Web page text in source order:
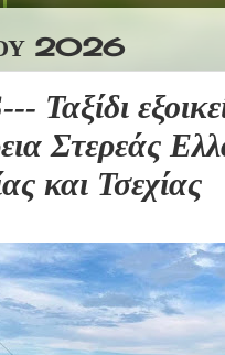
2026
Ταξίδι
Στερεάς
και Τσεχίας